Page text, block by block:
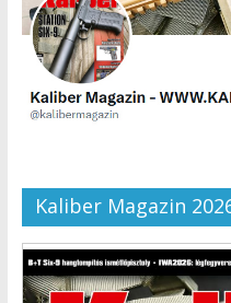
Kaliber Magazin